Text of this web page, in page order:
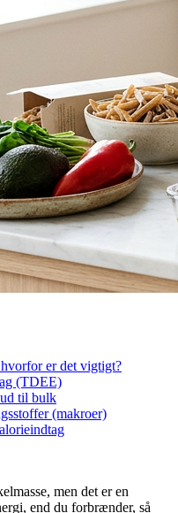
er det vigtigt?
(TDEE)
til bulk
(makroer)
men det er en
end du forbrænder, så